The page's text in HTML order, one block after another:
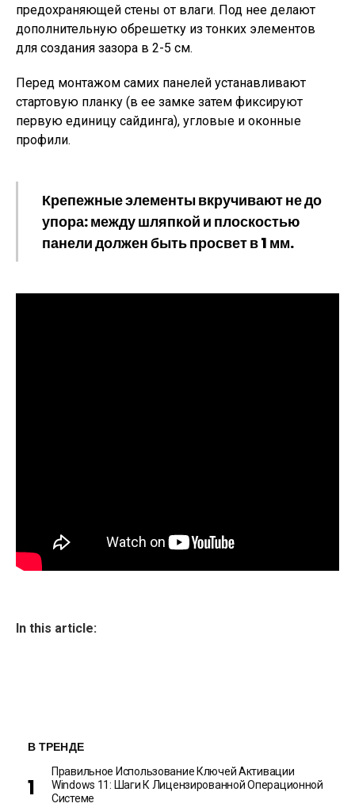
предохраняющей стены от влаги. Под нее делают
дополнительную обрешетку из тонких элементов
для создания зазора в 2-5 см.
Перед монтажом самих панелей устанавливают
стартовую планку (в ее замке затем фиксируют
первую единицу сайдинга), угловые и оконные
профили.
Крепежные элементы вкручивают не до
упора: между шляпкой и плоскостью
панели должен быть просвет в 1 мм.
In this article:
В ТРЕНДЕ
Правильное Использование Ключей Активации
Windows 11: Шаги К Лицензированной Операционной
Системе